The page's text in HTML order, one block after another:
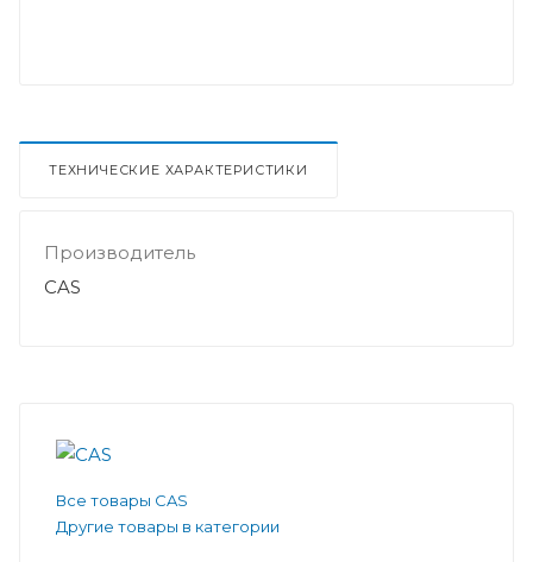
ТЕХНИЧЕСКИЕ ХАРАКТЕРИСТИКИ
Производитель
CAS
Все товары CAS
Другие товары в категории